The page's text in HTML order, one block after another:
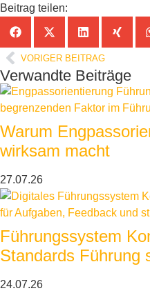
Beitrag teilen:
VORIGER BEITRAG
Verwandte Beiträge
Warum
wirksam macht
27.07.26
Führungssystem
Standards Führung
24.07.26